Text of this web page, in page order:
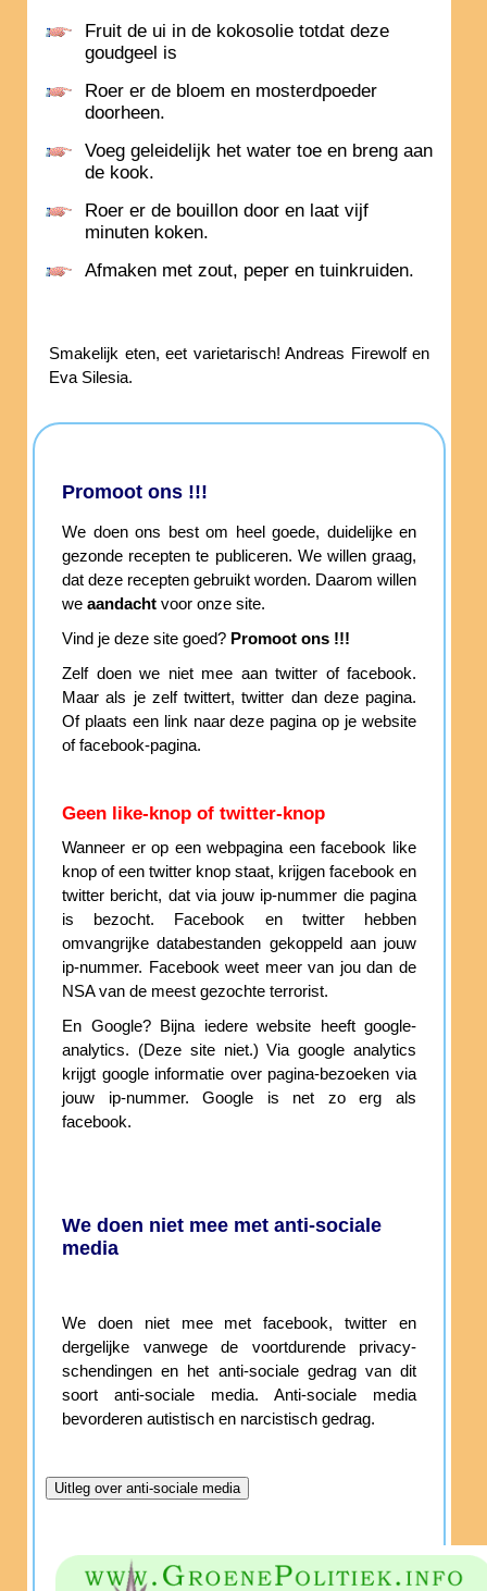
Fruit de ui in de kokosolie totdat deze
goudgeel is
Roer er de bloem en mosterdpoeder
doorheen.
Voeg geleidelijk het water toe en breng aan
de kook.
Roer er de bouillon door en laat vijf
minuten koken.
Afmaken met zout, peper en tuinkruiden.
Smakelijk eten, eet varietarisch! Andreas Firewolf en
Eva Silesia.
Promoot ons !!!
We doen ons best om heel goede, duidelijke en
gezonde recepten te publiceren. We willen graag,
dat deze recepten gebruikt worden. Daarom willen
we aandacht voor onze site.
Vind je deze site goed? Promoot ons !!!
Zelf doen we niet mee aan twitter of facebook.
Maar als je zelf twittert, twitter dan deze pagina.
Of plaats een link naar deze pagina op je website
of facebook-pagina.
Geen like-knop of twitter-knop
Wanneer er op een webpagina een facebook like
knop of een twitter knop staat, krijgen facebook en
twitter bericht, dat via jouw ip-nummer die pagina
is bezocht. Facebook en twitter hebben
omvangrijke databestanden gekoppeld aan jouw
ip-nummer. Facebook weet meer van jou dan de
NSA van de meest gezochte terrorist.
En Google? Bijna iedere website heeft google-
analytics. (Deze site niet.) Via google analytics
krijgt google informatie over pagina-bezoeken via
jouw ip-nummer. Google is net zo erg als
facebook.
We doen niet mee met anti-sociale
media
We doen niet mee met facebook, twitter en
dergelijke vanwege de voortdurende privacy-
schendingen en het anti-sociale gedrag van dit
soort anti-sociale media. Anti-sociale media
bevorderen autistisch en narcistisch gedrag.